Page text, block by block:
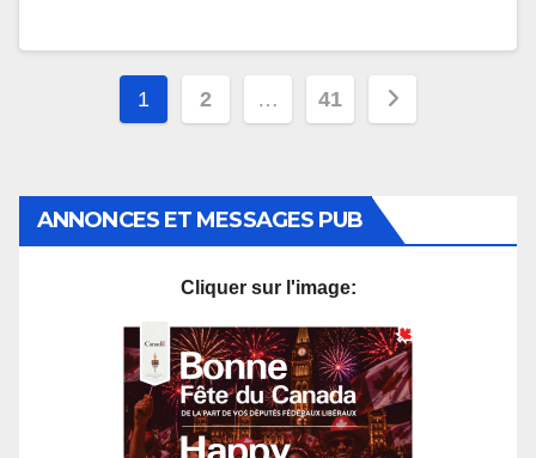
Pagination
publications
1 2 … 41
ANNONCES ET MESSAGES PUB
Cliquer sur l'image: